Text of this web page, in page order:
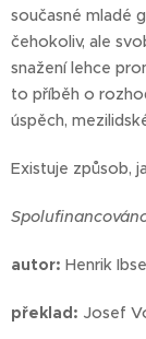
současné mladé
čehokoliv, ale
snažení lehce
to příběh o
úspěch,
Existuje způsob,
autor: Henrik
překlad: Josef